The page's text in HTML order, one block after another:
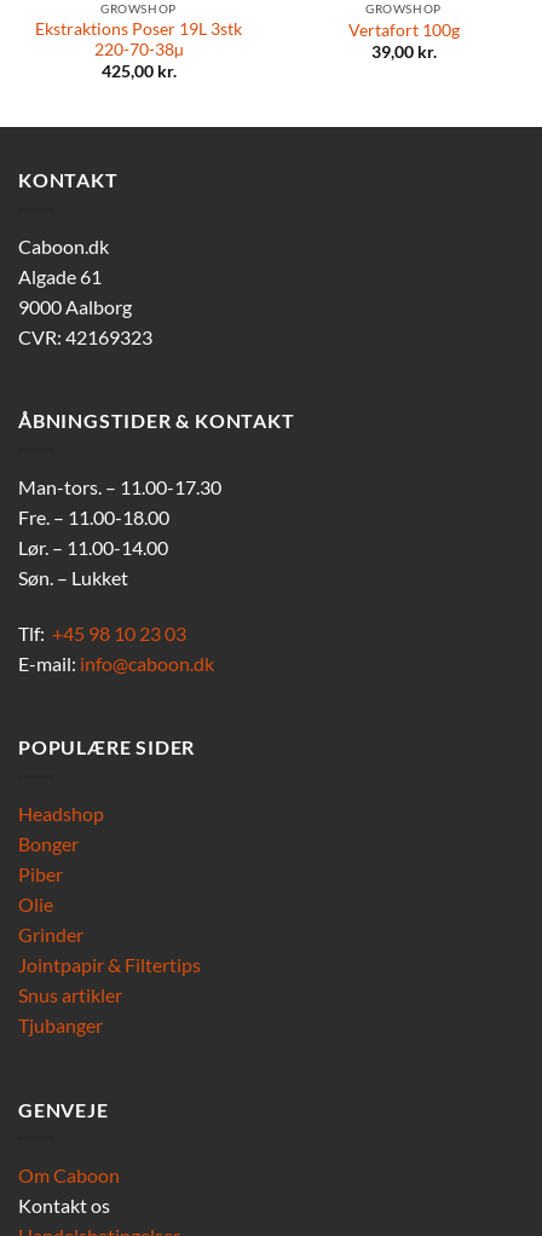
GROWSHOP
Ekstraktions Poser 19L 3stk
220-70-38µ
425,00 kr.
GROWSHOP
Vertafort 100g
39,00 kr.
KONTAKT
Caboon.dk
Algade 61
9000 Aalborg
CVR: 42169323
ÅBNINGSTIDER & KONTAKT
Man-tors. – 11.00-17.30
Fre. – 11.00-18.00
Lør. – 11.00-14.00
Søn. – Lukket
Tlf: +45 98 10 23 03
E-mail: info@caboon.dk
POPULÆRE SIDER
Headshop
Bonger
Piber
Olie
Grinder
Jointpapir & Filtertips
Snus artikler
Tjubanger
GENVEJE
Om Caboon
Kontakt os